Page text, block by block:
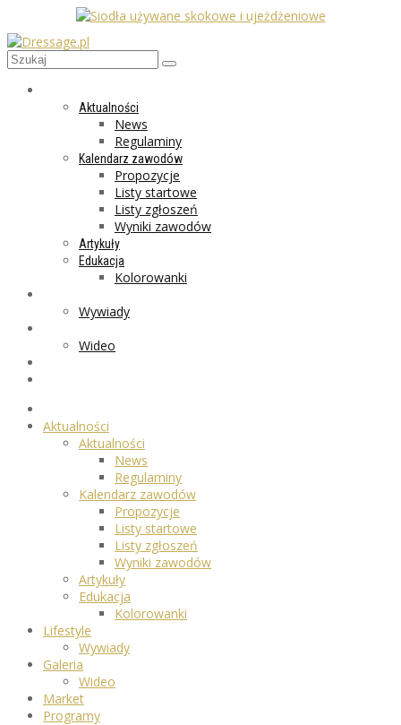
Aktualności
News
Regulaminy
Kalendarz zawodów
Propozycje
Listy startowe
Listy zgłoszeń
Wyniki zawodów
Artykuły
Edukacja
Kolorowanki
Wywiady
Wideo
Aktualności
Aktualności
News
Regulaminy
Kalendarz zawodów
Propozycje
Listy startowe
Listy zgłoszeń
Wyniki zawodów
Artykuły
Edukacja
Kolorowanki
Lifestyle
Wywiady
Galeria
Wideo
Market
Programy